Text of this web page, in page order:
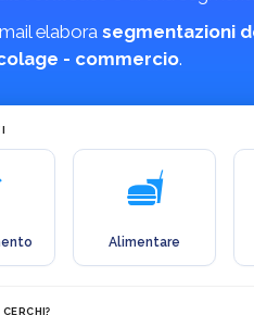
elabora segmentazioni
- commercio.
Alimentare